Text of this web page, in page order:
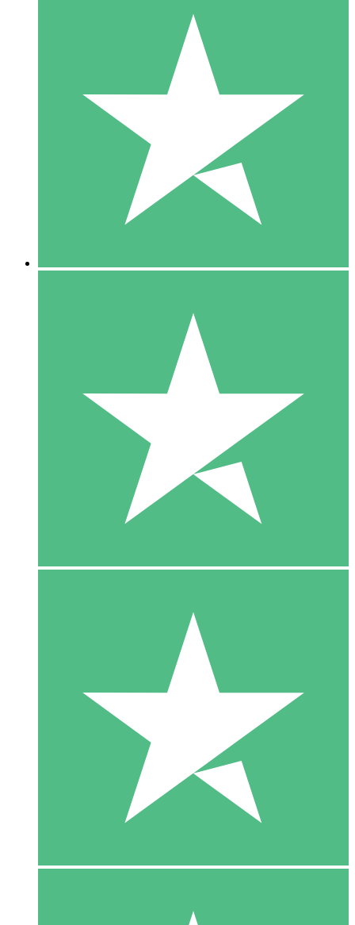
Individuella Kreditpaket
Betala per användning med nedladdningskrediter. Inget
1 Nedladdningar
10 00
10 Nedladdningar
20 00